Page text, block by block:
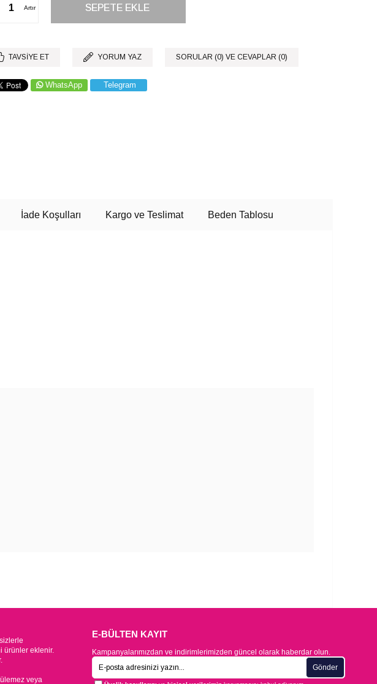
Artır
TAVSIYE ET YORUM YAZ SORULAR (0) VE CEVAPLAR (0)
WhatsApp Telegram
İade Koşulları Kargo ve Teslimat Beden Tablosu
ürünler eklenir.
veya
E-BÜLTEN KAYIT
Kampanyalarımızdan ve indirimlerimizden güncel olarak haberdar olun.
Gönder